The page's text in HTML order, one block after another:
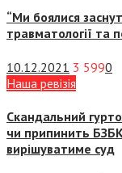
“Ми боялися
травматології та
10.12.2021 3 5990
Наша ревізія
Скандальний
чи припинить
вирішуватиме суд